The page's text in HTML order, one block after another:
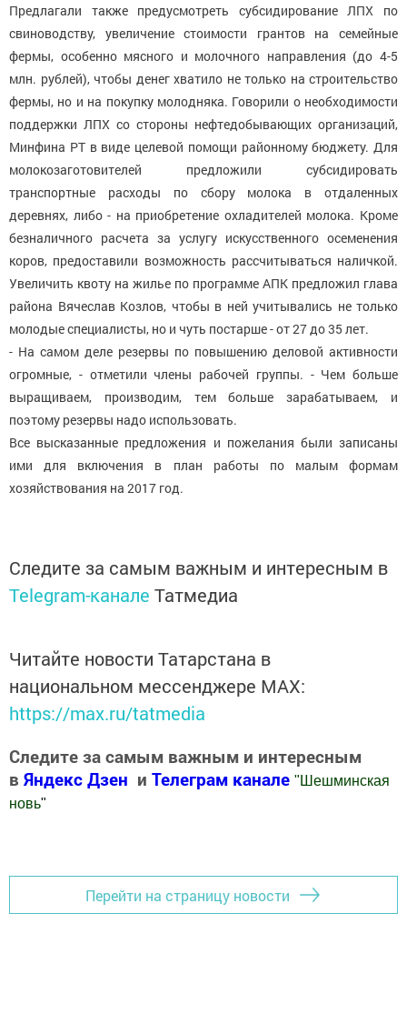
Предлагали также предусмотреть субсидирование ЛПХ по
свиноводству, увеличение стоимости грантов на семейные
фермы, особенно мясного и молочного направления (до 4-5
млн. рублей), чтобы денег хватило не только на строительство
фермы, но и на покупку молодняка. Говорили о необходимости
поддержки ЛПХ со стороны нефтедобывающих организаций,
Минфина РТ в виде целевой помощи районному бюджету. Для
молокозаготовителей предложили субсидировать
транспортные расходы по сбору молока в отдаленных
деревнях, либо - на приобретение охладителей молока. Кроме
безналичного расчета за услугу искусственного осеменения
коров, предоставили возможность рассчитываться наличкой.
Увеличить квоту на жилье по программе АПК предложил глава
района Вячеслав Козлов, чтобы в ней учитывались не только
молодые специалисты, но и чуть постарше - от 27 до 35 лет.
- На самом деле резервы по повышению деловой активности
огромные, - отметили члены рабочей группы. - Чем больше
выращиваем, производим, тем больше зарабатываем, и
поэтому резервы надо использовать.
Все высказанные предложения и пожелания были записаны
ими для включения в план работы по малым формам
хозяйствования на 2017 год.
Следите за самым важным и интересным в
Telegram-канале Татмедиа
Читайте новости Татарстана в
национальном мессенджере MАХ:
https://max.ru/tatmedia
Следите за самым важным и интересным
в Яндекс Дзен и Телеграм канале " Шешминская
новь"
Перейти на страницу новости